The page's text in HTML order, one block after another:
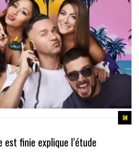
finie explique l’étude